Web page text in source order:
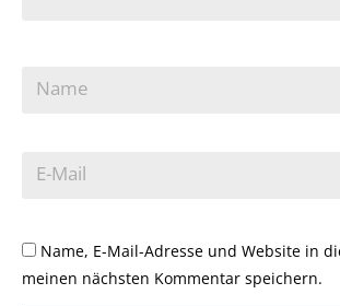
Name
E-Mail
Name, E-Mail-Adresse und Website in
meinen nächsten Kommentar speichern.